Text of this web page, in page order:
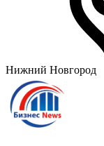
Нижний Новгород